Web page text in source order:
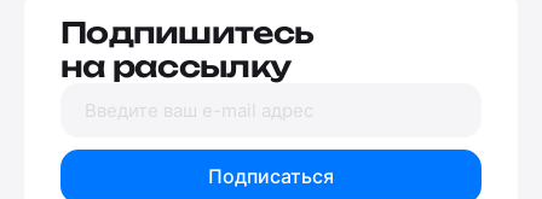
Подпишитесь
на рассылку
Подписаться